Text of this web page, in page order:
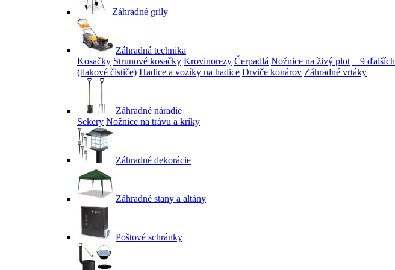
Záhradné grily
Záhradná technika
Kosačky Strunové kosačky Krovinorezy Čerpadlá Nožnice na živý plot + 9 ďalších
(tlakové čističe) Hadice a vozíky na hadice Drviče konárov Záhradné vrtáky
Záhradné náradie
Sekery Nožnice na trávu a kríky
Záhradné dekorácie
Záhradné stany a altány
Poštové schránky